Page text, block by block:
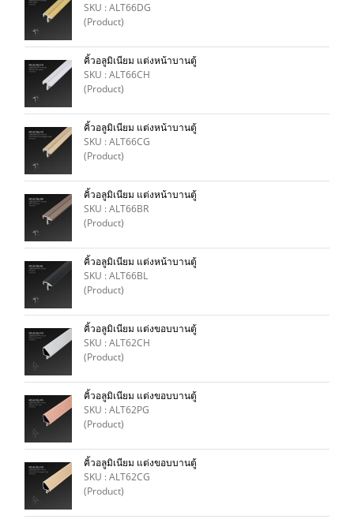
SKU : ALT66DG
(Product)
คิ้วอลูมิเนียม แต่งหน้าบานตู้
SKU : ALT66CH
(Product)
คิ้วอลูมิเนียม แต่งหน้าบานตู้
SKU : ALT66CG
(Product)
คิ้วอลูมิเนียม แต่งหน้าบานตู้
SKU : ALT66BR
(Product)
คิ้วอลูมิเนียม แต่งหน้าบานตู้
SKU : ALT66BL
(Product)
คิ้วอลูมิเนียม แต่งขอบบานตู้
SKU : ALT62CH
(Product)
คิ้วอลูมิเนียม แต่งขอบบานตู้
SKU : ALT62PG
(Product)
คิ้วอลูมิเนียม แต่งขอบบานตู้
SKU : ALT62CG
(Product)